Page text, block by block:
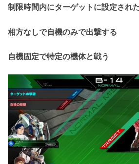
制限時間内にターゲットに設定され
相方なしで自機のみで出撃する
自機固定で特定の機体と戦う